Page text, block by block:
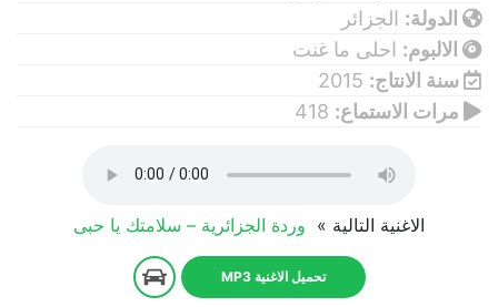
الدولة: الجزائر
الالبوم: احلى ما غنت
سنة الانتاج: 2015
مرات الاستماع:
الاغنية التالية » وردة الجزائرية – سلامتك يا حبى
تحميل الاغنية MP3